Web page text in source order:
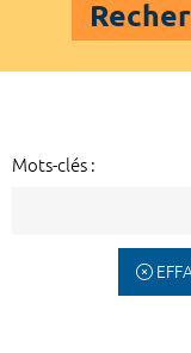
Mots-clés :